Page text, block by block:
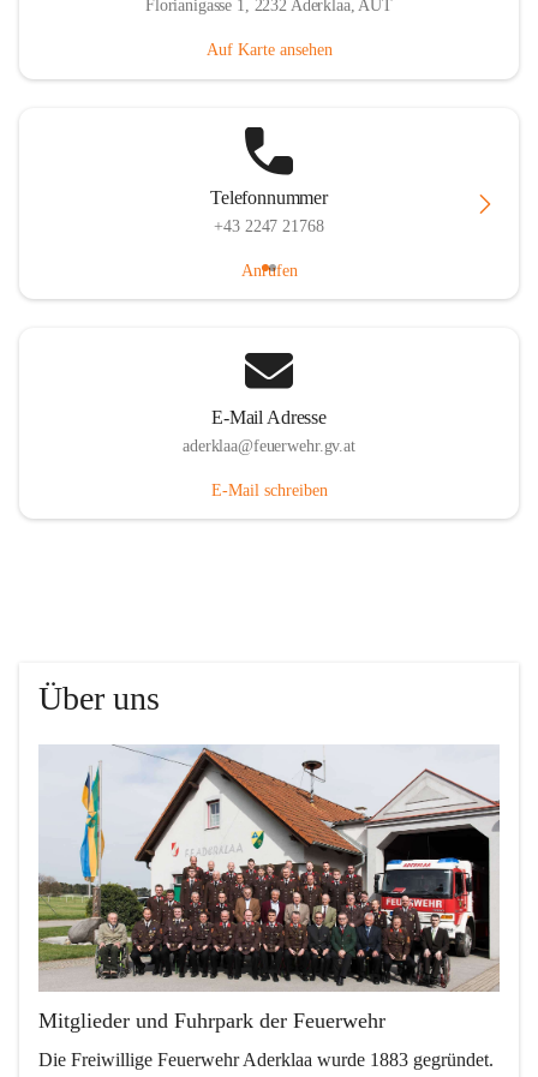
Florianigasse 1, 2232 Aderklaa, AUT
Auf Karte ansehen
Telefonnummer
+43 2247 21768
Anrufen
E-Mail Adresse
aderklaa@feuerwehr.gv.at
E-Mail schreiben
Über uns
Mitglieder und Fuhrpark der Feuerwehr
Die Freiwillige Feuerwehr Aderklaa wurde 1883 gegründet.